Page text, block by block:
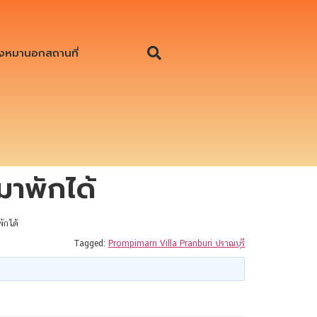
หมานอกสถานที่
พักได้
กได้
Tagged: Prompimarn Villa Pranburi ปราณบุรี